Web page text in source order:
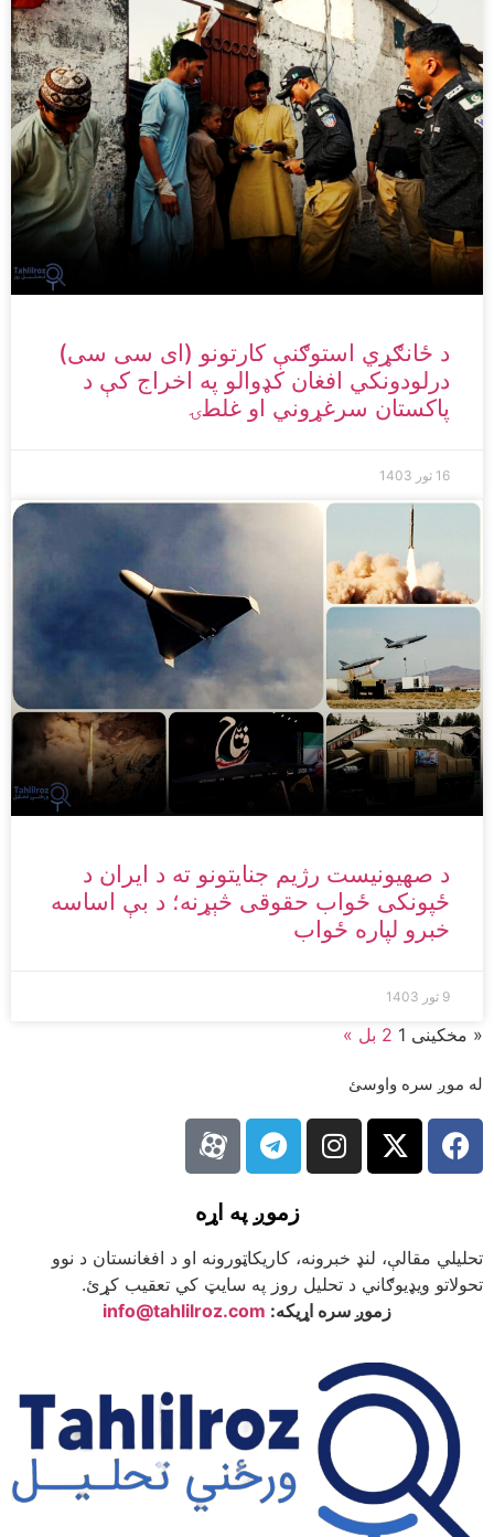
د ځانګړي استوګنې کارتونو (ای سی سی)
درلودونکي افغان کډوالو په اخراج کې د
پاکستان سرغړوني او غلطۍ
16 ثور 1403
د صهیونیست رژیم جنایتونو ته د ایران د
ځپونکی ځواب حقوقی څېړنه؛ د بې اساسه
خبرو لپاره ځواب
9 ثور 1403
« مخکینی 1
2 بل »
له موږ سره واوسئ
زموږ په اړه
تحلیلي مقالې، لنډ خبرونه، کاریکاټورونه او د افغانستان د نوو
تحولاتو ویډیوګاني د تحلیل روز په سایټ کي تعقیب کړئ.
زموږ سره اړیکه: info@tahlilroz.com